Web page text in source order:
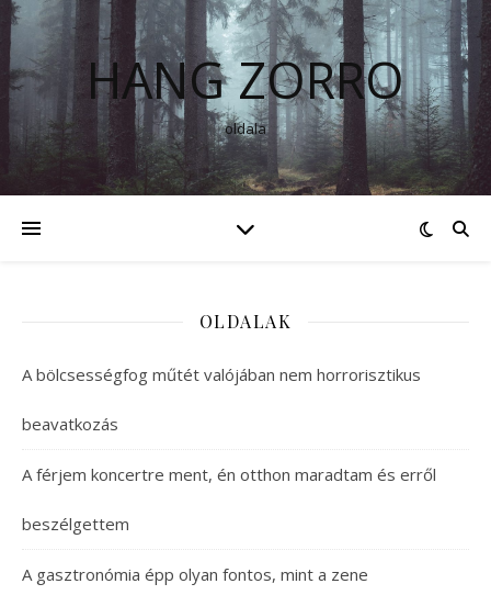
HANG ZORRO
oldala
OLDALAK
A bölcsességfog műtét valójában nem horrorisztikus
beavatkozás
A férjem koncertre ment, én otthon maradtam és erről
beszélgettem
A gasztronómia épp olyan fontos, mint a zene